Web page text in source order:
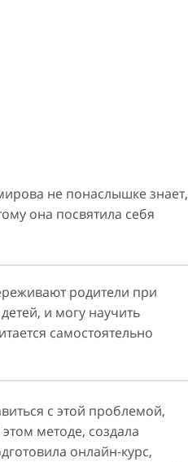
не понаслышке знает,
она посвятила себя
родители при
и могу научить
самостоятельно
с этой проблемой,
методе, создала
онлайн-курс,